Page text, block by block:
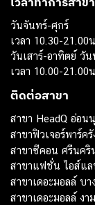
วันจันทร์-ศุกร์
เวลา 10.30-21.00น.
วันเสาร์-อาทิตย์ วั
เวลา 10.00-21.00น.
ติดต่อสาขา
สาขา HeadQ อ่อน
สาขาฟิวเจอร์พาร์ค
สาขาซีคอน ศรีนคริ
สาขาแฟชั่น ไอส์แล
สาขาเดอะมอลล์ บา
สาขาเดอะมอลล์ งา